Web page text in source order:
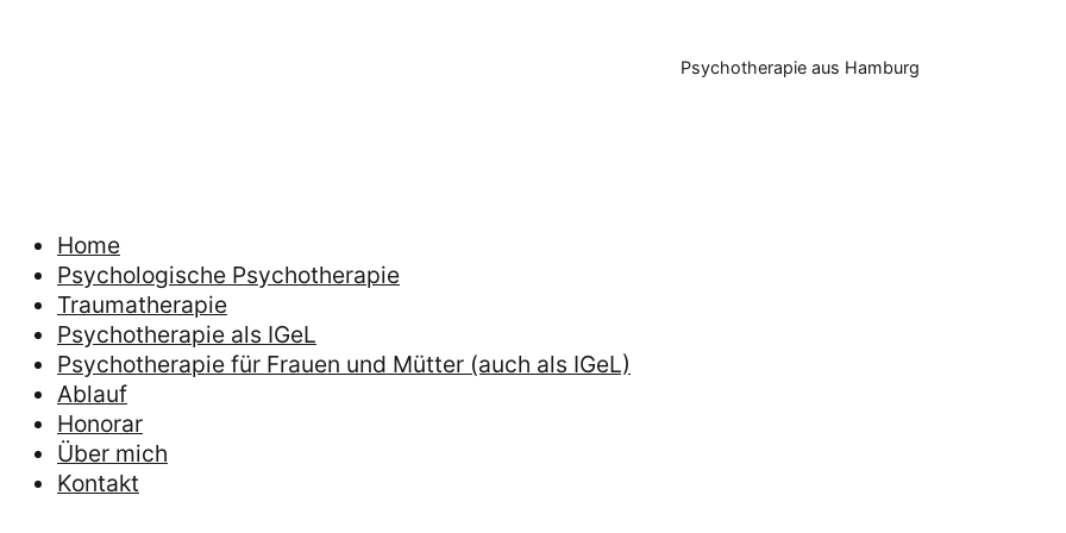
Psychotherapie aus Hamburg
Home
Psychologische Psychotherapie
Traumatherapie
Psychotherapie als IGeL
Psychotherapie für Frauen und Mütter (auch als IGeL)
Ablauf
Honorar
Über mich
Kontakt